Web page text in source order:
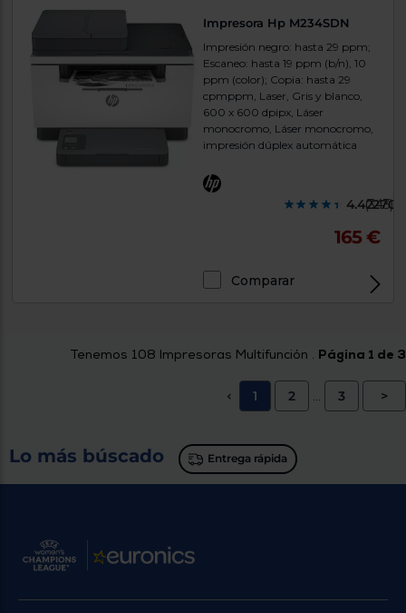
Impresora Hp M234SDN
Impresión negro: hasta 29 ppm;
Escaneo: hasta 19 ppm (b/n), 10
ppm (color); Copia: hasta 29
cpmppm, Laser, Gris y blanco,
600 x 600 dpipx, Láser
monocromo, Láser monocromo,
impresión dúplex automática
(343)
165 €
Comparar
Tenemos 108 Impresoras Multifunción . Página 1 de 3
< 1 2 ... 3 >
Lo más búscado Entrega rápida